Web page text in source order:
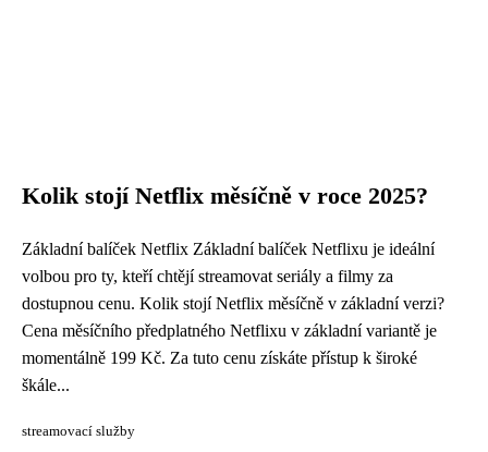
Kolik stojí Netflix měsíčně v roce 2025?
Základní balíček Netflix Základní balíček Netflixu je ideální
volbou pro ty, kteří chtějí streamovat seriály a filmy za
dostupnou cenu. Kolik stojí Netflix měsíčně v základní verzi?
Cena měsíčního předplatného Netflixu v základní variantě je
momentálně 199 Kč. Za tuto cenu získáte přístup k široké
škále...
streamovací služby